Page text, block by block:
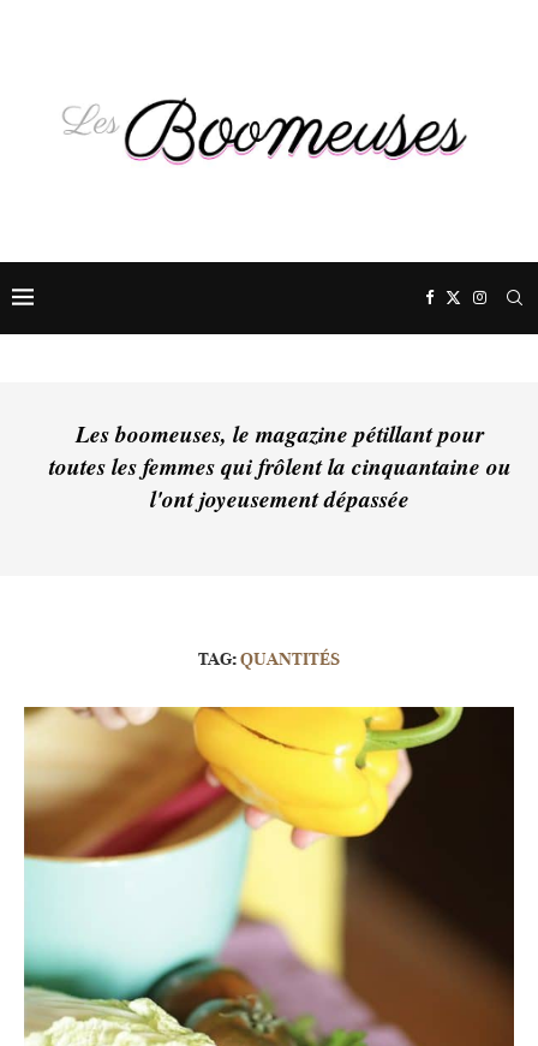
Les boomeuses, le magazine pétillant pour
toutes les femmes qui frôlent la cinquantaine ou
l'ont joyeusement dépassée
TAG:QUANTITÉS